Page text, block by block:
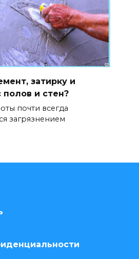
затирку и
полов и стен?
почти всегда
загрязнением